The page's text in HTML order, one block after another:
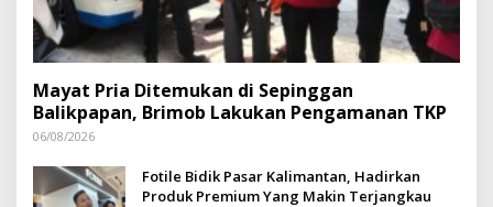
Mayat Pria Ditemukan di Sepinggan
Balikpapan, Brimob Lakukan Pengamanan TKP
06/08/2026
Fotile Bidik Pasar Kalimantan, Hadirkan
Produk Premium Yang Makin Terjangkau